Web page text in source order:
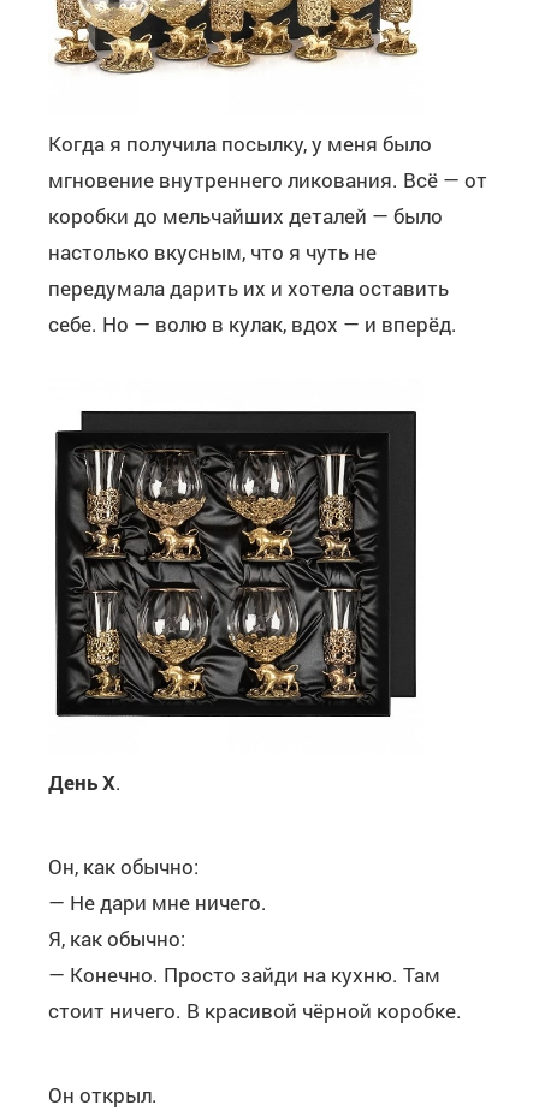
Когда я получила посылку, у меня было
мгновение внутреннего ликования. Всё — от
коробки до мельчайших деталей — было
настолько вкусным, что я чуть не
передумала дарить их и хотела оставить
себе. Но — волю в кулак, вдох — и вперёд.
День Х.
Он, как обычно:
— Не дари мне ничего.
Я, как обычно:
— Конечно. Просто зайди на кухню. Там
стоит ничего. В красивой чёрной коробке.
Он открыл.